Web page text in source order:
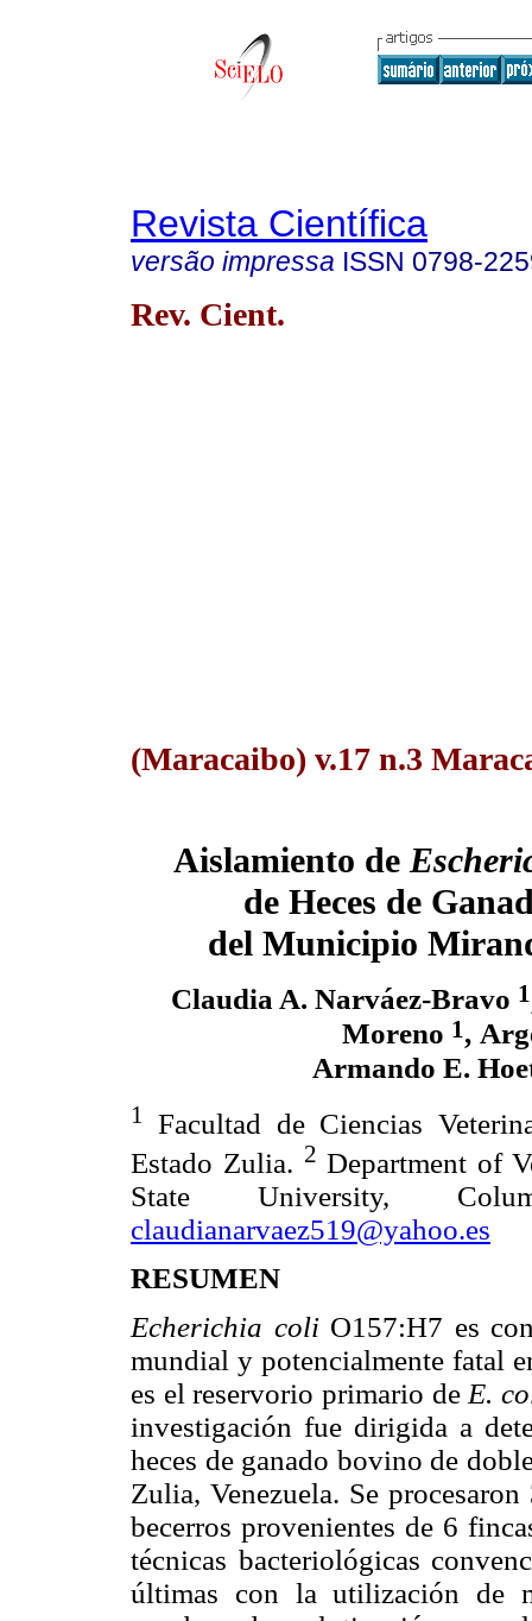
Revista Científica
versão impressa ISSN 0798-
Rev. Cient.
(Maracaibo) v.17 n.3
Aislamiento de
de Heces de
del Municipio
Claudia A. Narváez-Bravo 1
Moreno 1,
Armando E.
1
Facultad de Ciencias
Estado Zulia. 2 Department of
State University,
claudianarvaez519@yahoo.es
RESUMEN
Echerichia coli O157:H7 es
mundial y potencialmente fatal
es el reservorio primario de E.
investigación fue dirigida a
heces de ganado bovino de
Zulia, Venezuela. Se
becerros provenientes de 6
técnicas bacteriológicas
últimas con la utilización de